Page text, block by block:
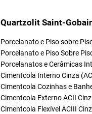
Quartzolit Saint-
Porcelanato e Piso sobre
Porcelanato e Piso Sobre
Porcelanatos e Cerâmicas
Cimentcola Interno Cinza
Cimentcola Cozinhas e
Cimentcola Externo ACII
Cimentcola Flexível ACIII